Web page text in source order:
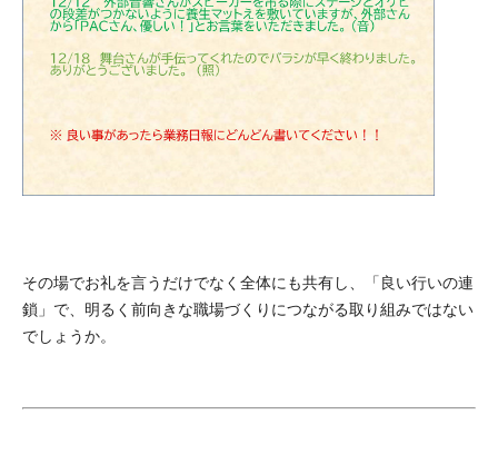
その場でお礼を言うだけでなく全体にも共有し、「良い行いの連
鎖」で、明るく前向きな職場づくりにつながる取り組みではない
でしょうか。